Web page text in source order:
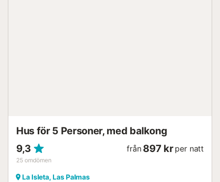
Hus för 5 Personer, med balkong
9,3
25 omdömen
från 897 kr per natt
La Isleta, Las Palmas